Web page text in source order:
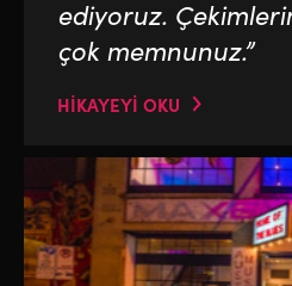
ediyoruz.
çok memnunuz.”
HİKAYEYİ OKU